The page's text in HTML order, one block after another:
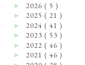
► 2026 ( 5 )
► 2025 ( 21 )
► 2024 ( 41 )
► 2023 ( 53 )
► 2022 ( 46 )
► 2021 ( 46 )